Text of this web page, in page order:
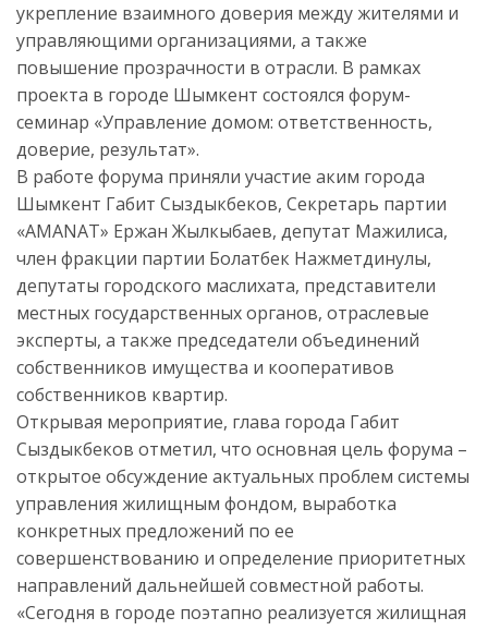
укрепление взаимного доверия между жителями и
управляющими организациями, а также
повышение прозрачности в отрасли. В рамках
проекта в городе Шымкент состоялся форум-
семинар «Управление домом: ответственность,
доверие, результат».
В работе форума приняли участие аким города
Шымкент Габит Сыздыкбеков, Секретарь партии
«AMANAT» Ержан Жылкыбаев, депутат Мажилиса,
член фракции партии Болатбек Нажметдинулы,
депутаты городского маслихата, представители
местных государственных органов, отраслевые
эксперты, а также председатели объединений
собственников имущества и кооперативов
собственников квартир.
Открывая мероприятие, глава города Габит
Сыздыкбеков отметил, что основная цель форума –
открытое обсуждение актуальных проблем системы
управления жилищным фондом, выработка
конкретных предложений по ее
совершенствованию и определение приоритетных
направлений дальнейшей совместной работы.
«Сегодня в городе поэтапно реализуется жилищная